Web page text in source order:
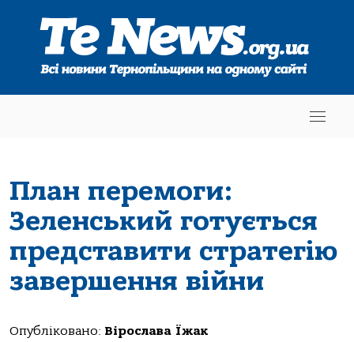
План перемоги:
Зеленський готується
представити стратегію
завершення війни
Опубліковано: Вірослава Їжак